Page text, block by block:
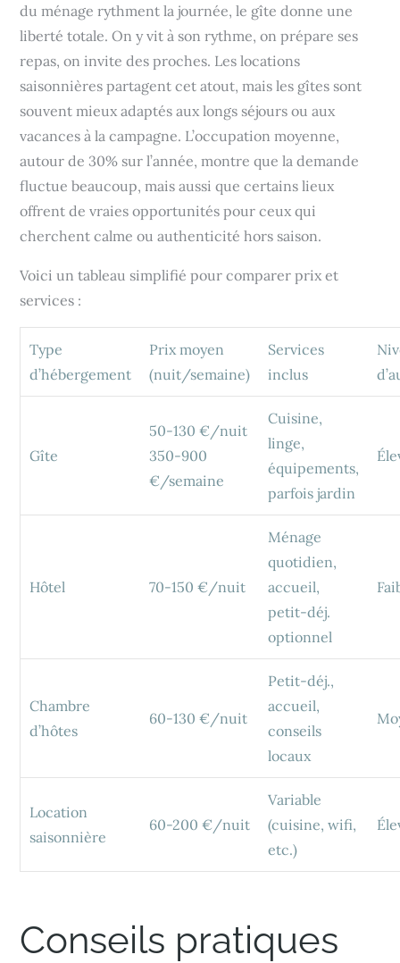
du ménage rythment la journée, le gîte donne une
liberté totale. On y vit à son rythme, on prépare ses
repas, on invite des proches. Les locations
saisonnières partagent cet atout, mais les gîtes sont
souvent mieux adaptés aux longs séjours ou aux
vacances à la campagne. L’occupation moyenne,
autour de 30% sur l’année, montre que la demande
fluctue beaucoup, mais aussi que certains lieux
offrent de vraies opportunités pour ceux qui
cherchent calme ou authenticité hors saison.
Voici un tableau simplifié pour comparer prix et
services :
Type
d’hébergement
Prix moyen
(nuit/semaine)
Services
inclus
Gîte
50-130 €/nuit
350-900
€/semaine
Cuisine,
linge,
équipements,
parfois jardin
Hôtel 70-150 €/nuit
Ménage
quotidien,
accueil,
petit-déj.
optionnel
Chambre
d’hôtes
60-130 €/nuit
Petit-déj.,
accueil,
conseils
locaux
Location
saisonnière
60-200 €/nuit
Variable
(cuisine, wifi,
etc.)
Conseils pratiques